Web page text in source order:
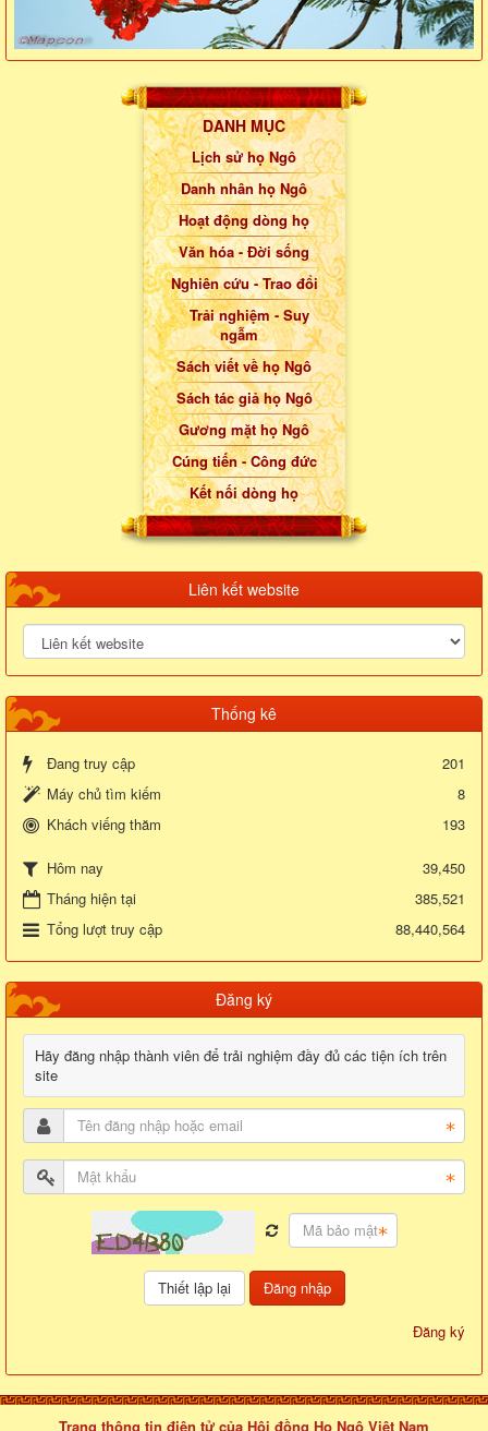
DANH MỤC
Lịch sử họ Ngô
Danh nhân họ Ngô
Hoạt động dòng họ
Văn hóa - Đời sống
Nghiên cứu - Trao đổi
Trải nghiệm - Suy
ngẫm
Sách viết về họ Ngô
Sách tác giả họ Ngô
Gương mặt họ Ngô
Cúng tiến - Công đức
Kết nối dòng họ
Liên kết website
Thống kê
Đang truy cập
201
Máy chủ tìm kiếm
8
Khách viếng thăm
193
Hôm nay
39,450
Tháng hiện tại
385,521
Tổng lượt truy cập
88,440,564
Đăng ký
Hãy đăng nhập thành viên để trải nghiệm đầy đủ các tiện ích trên
site
Đăng nhập
Đăng ký
Trang thông tin điện tử của Hội đồng Họ Ngô Việt Nam